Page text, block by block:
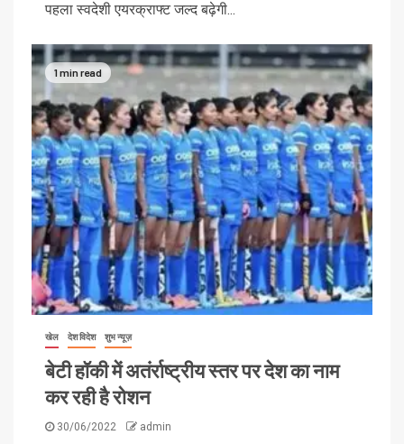
पहला स्वदेशी एयरक्राफ्ट जल्द बढ़ेगी...
1 min read
खेल देश विदेश शुभ न्यूज़
बेटी हॉकी में अतंर्राष्ट्रीय स्तर पर देश का नाम
कर रही है रोशन
30/06/2022 admin